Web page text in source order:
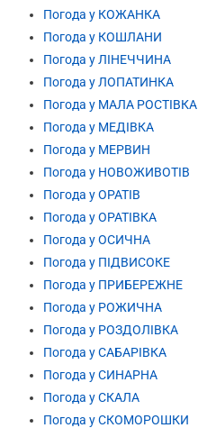
Погода у КОЖАНКА
Погода у КОШЛАНИ
Погода у ЛІНЕЧЧИНА
Погода у ЛОПАТИНКА
Погода у МАЛА РОСТІВКА
Погода у МЕДІВКА
Погода у МЕРВИН
Погода у НОВОЖИВОТІВ
Погода у ОРАТІВ
Погода у ОРАТІВКА
Погода у ОСИЧНА
Погода у ПІДВИСОКЕ
Погода у ПРИБЕРЕЖНЕ
Погода у РОЖИЧНА
Погода у РОЗДОЛІВКА
Погода у САБАРІВКА
Погода у СИНАРНА
Погода у СКАЛА
Погода у СКОМОРОШКИ